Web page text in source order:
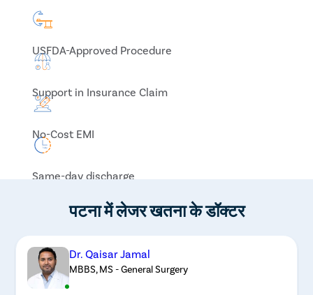
USFDA-Approved Procedure
Support in Insurance Claim
No-Cost EMI
Same-day discharge
पटना में लेजर खतना के डॉक्टर
Dr. Qaisar Jamal
MBBS, MS - General Surgery